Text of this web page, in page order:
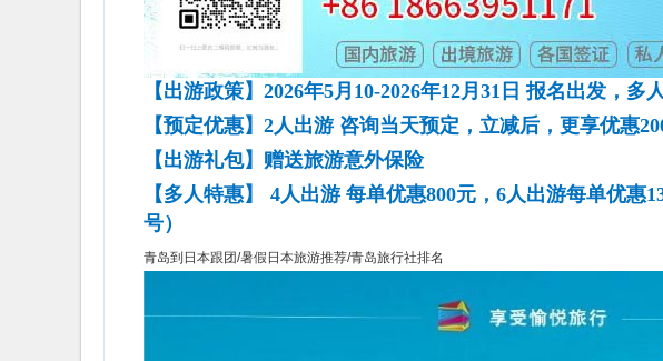
【出游政策】 2026年5月 10-2026年12月 31 日 报名出发，多
【预定优惠】 2人出游 咨询当天预定，立减后，更享优惠
【出游礼包】赠送旅游意外保险
【多人特惠】
4人出游 每单优惠800元，6人出游每单优惠
号）
青岛到日本跟团/暑假日本旅游推荐/青岛旅行社排名